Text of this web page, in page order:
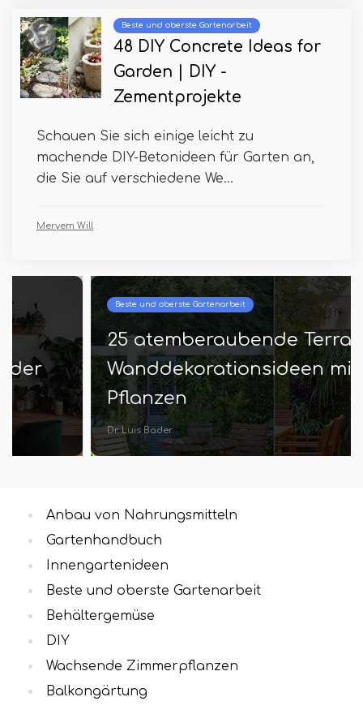
Beste und oberste Gartenarbeit
48 DIY Concrete Ideas for
Garden | DIY -
Zementprojekte
Schauen Sie sich einige leicht zu
machende DIY-Betonideen für Garten an,
die Sie auf verschiedene We...
Meryem Will
Beste und oberste Gartenarbeit
25 atemberaubende Terrasse
Wanddekorationsideen mit
Pflanzen
Dr. Luis Bader
Anbau von Nahrungsmitteln
Gartenhandbuch
Innengartenideen
Beste und oberste Gartenarbeit
Behältergemüse
DIY
Wachsende Zimmerpflanzen
Balkongärtung